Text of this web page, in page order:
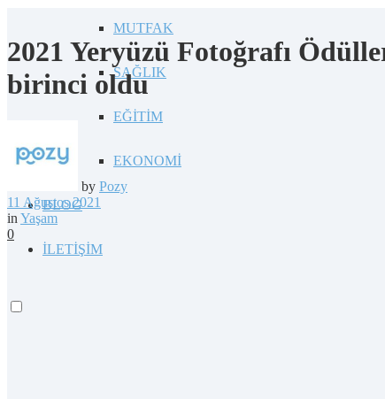
MUTFAK
SAĞLIK
EĞİTİM
EKONOMİ
BLOG
İLETİŞİM
2021 Yeryüzü Fotoğrafı
birinci oldu
by Pozy
11 Ağustos 2021
in Yaşam
0